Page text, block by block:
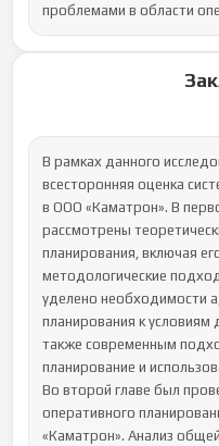
проблемами в области
В рамках данного
всесторонняя оценка
в ООО «Каматрон». В
рассмотрены
планирования, включая
методологические
уделено необходимости
планирования к
также современным
планирование и
Во второй главе был
оперативного
«Каматрон». Анализ